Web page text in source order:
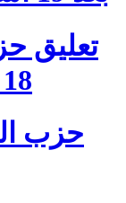
تعليق
18 عضوا من بينهم قياديين
حزب